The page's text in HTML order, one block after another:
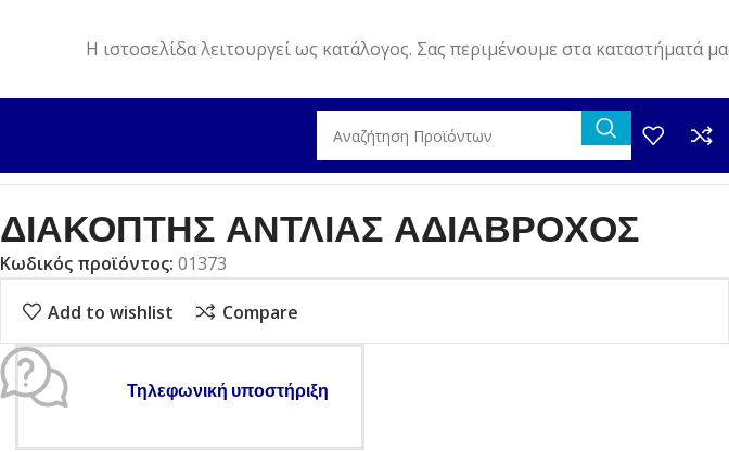
Η ιστοσελίδα λειτουργεί ως κατάλογος. Σας περιμένουμε στα καταστήματά
ΔΙΑΚΟΠΤΗΣ ΑΝΤΛΙΑΣ ΑΔΙΑΒΡΟΧΟΣ
Κωδικός προϊόντος: 01373
Add to wishlist Compare
Τηλεφωνική υποστήριξη